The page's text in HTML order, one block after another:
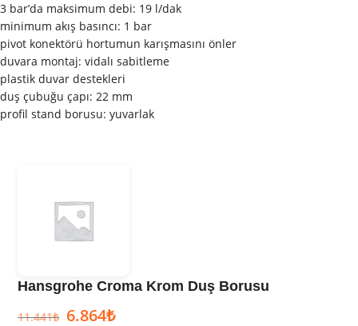
3 bar’da maksimum debi: 19 l/dak
minimum akış basıncı: 1 bar
pivot konektörü hortumun karışmasını önler
duvara montaj: vidalı sabitleme
plastik duvar destekleri
duş çubuğu çapı: 22 mm
profil stand borusu: yuvarlak
Hansgrohe Croma Krom Duş Borusu
11.441₺ 6.864₺